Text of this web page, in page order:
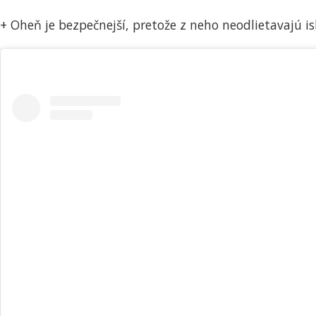
+ Oheň je bezpečnejší, pretože z neho neodlietavajú